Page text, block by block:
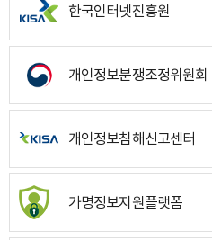
한국인터넷진흥원
개인정보분쟁조정위원회
개인정보침해신고센터
가명정보지원플랫폼